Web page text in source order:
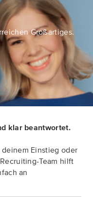
Großartiges.
klar beantwortet.
Einstieg oder
Team hilft
an